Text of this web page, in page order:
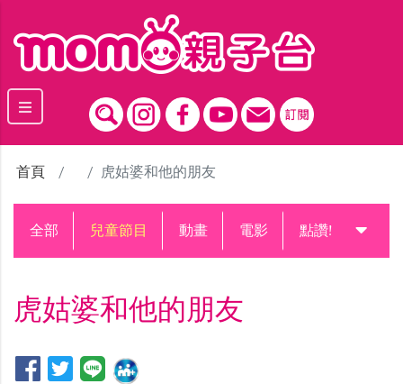
首頁 虎姑婆和他的朋友
全部 兒童節目 動畫 電影 點讚!升級中
虎姑婆和他的朋友